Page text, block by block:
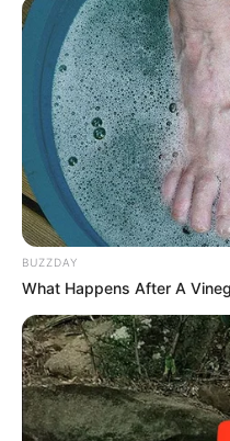
อยากรู้ไหม แม่ซื้อ ประจำตัวเ
อย่างไร มาดูกัน
17 มิ.ย. 2019
BUZZDAY
What Happens After A